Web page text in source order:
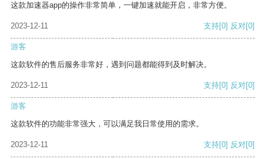
这款加速器app的操作非常简单，一键加速就能开启，非常方便。
2023-12-11 支持[0] 反对[0]
游客
这款软件的售后服务非常好，遇到问题都能得到及时解决。
2023-12-11 支持[0] 反对[0]
游客
这款软件的功能非常强大，可以满足我日常使用的需求。
2023-12-11 支持[0] 反对[0]